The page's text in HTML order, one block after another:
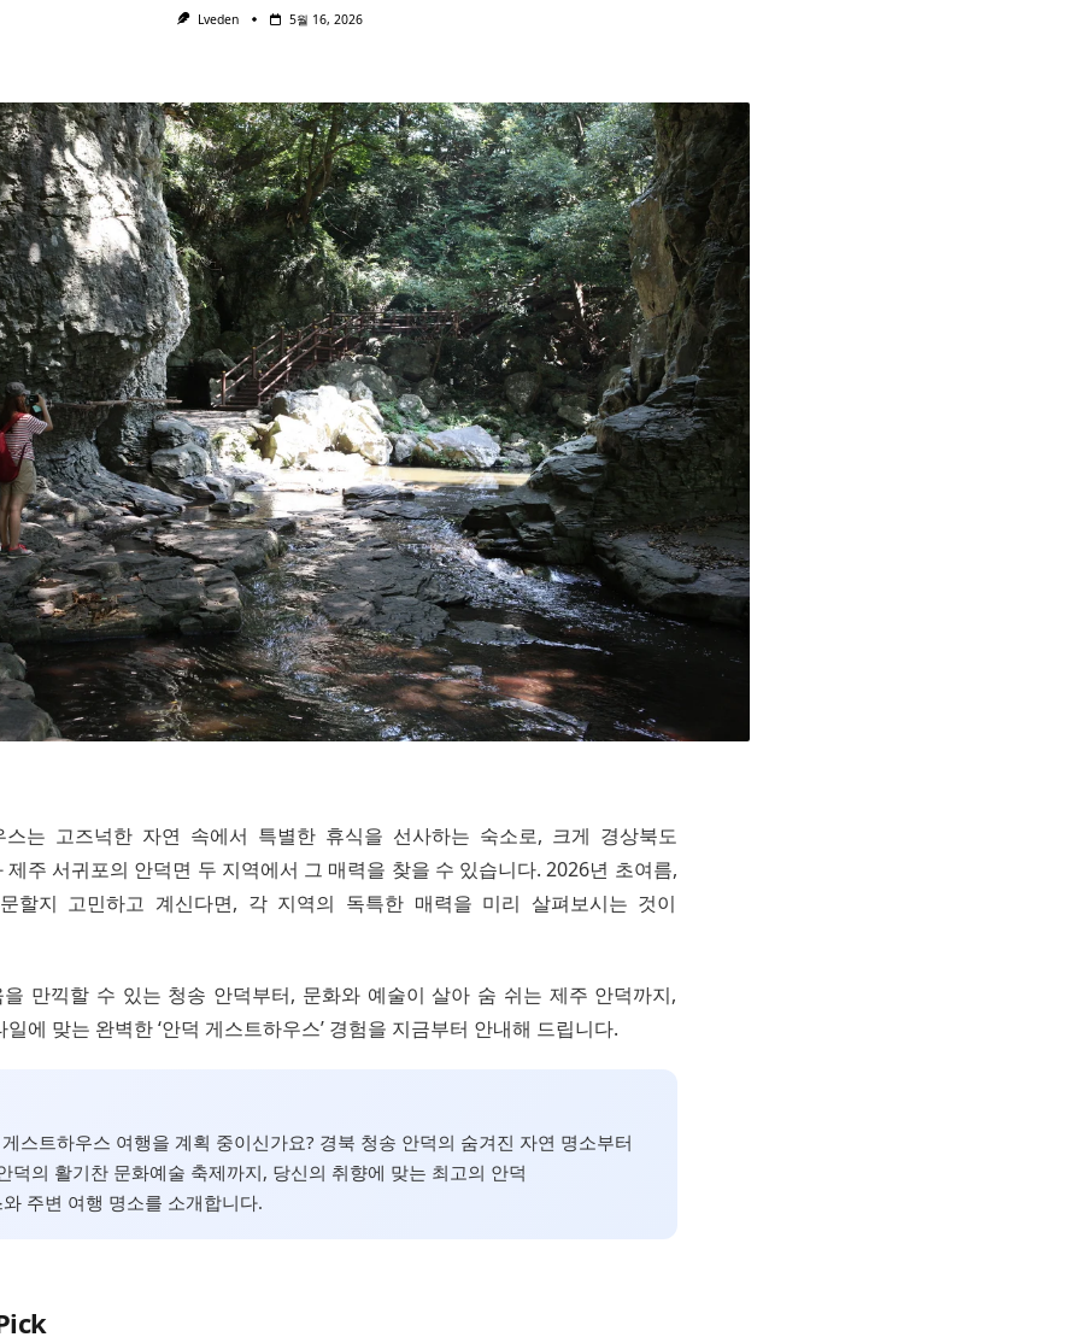
Lveden 5월 16, 2026
스는 고즈넉한 자연 속에서 특별한 휴식을 선사하는 숙소로, 크게 경상북도
제주 서귀포의 안덕면 두 지역에서 그 매력을 찾을 수 있습니다. 2026년 초여름,
할지 고민하고 계신다면, 각 지역의 독특한 매력을 미리 살펴보시는 것이
만끽할 수 있는 청송 안덕부터, 문화와 예술이 살아 숨 쉬는 제주 안덕까지,
에 맞는 완벽한 ‘안덕 게스트하우스’ 경험을 지금부터 안내해 드립니다.
스트하우스 여행을 계획 중이신가요? 경북 청송 안덕의 숨겨진 자연 명소부터
덕의 활기찬 문화예술 축제까지, 당신의 취향에 맞는 최고의 안덕
주변 여행 명소를 소개합니다.